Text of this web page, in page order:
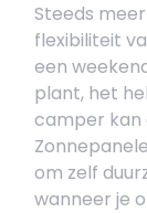
Steeds
flexibiliteit
een
plant, het
camper kan
om zelf
wanneer je